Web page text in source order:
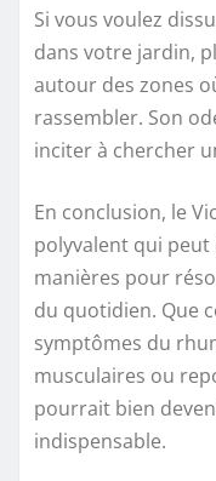
Si vous voulez
dans votre jardin,
autour des zones
rassembler. Son
inciter à chercher
En conclusion, le
polyvalent qui
manières pour
du quotidien. Que
symptômes du
musculaires ou
pourrait bien
indispensable.